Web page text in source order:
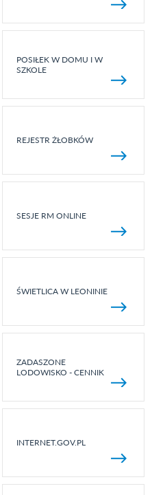
POSIŁEK W DOMU I W
SZKOLE
REJESTR ŻŁOBKÓW
SESJE RM ONLINE
ŚWIETLICA W LEONINIE
ZADASZONE
LODOWISKO - CENNIK
INTERNET.GOV.PL